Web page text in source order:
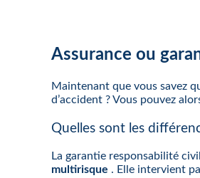
Assurance ou
Maintenant que vous savez
d’accident ? Vous pouvez
Quelles sont les
La garantie responsabilité
multirisque . Elle intervient